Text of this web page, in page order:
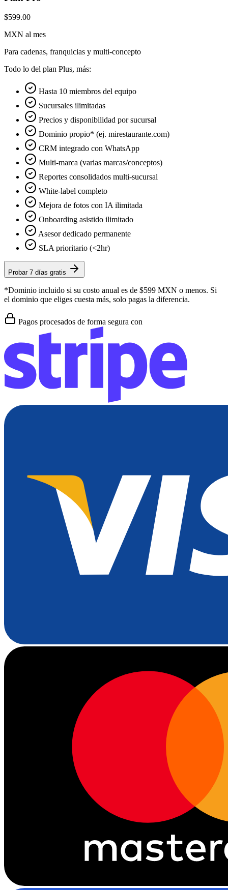
$599.00
MXN al mes
Para cadenas, franquicias y multi-concepto
Todo lo del plan Plus, más:
Hasta 10 miembros del equipo
Sucursales ilimitadas
Precios y disponibilidad por sucursal
Dominio propio* (ej. mirestaurante.com)
CRM integrado con WhatsApp
Multi-marca (varias marcas/conceptos)
Reportes consolidados multi-sucursal
White-label completo
Mejora de fotos con IA ilimitada
Onboarding asistido ilimitado
Asesor dedicado permanente
SLA prioritario (<2hr)
Probar 7 días gratis
*Dominio incluido si su costo anual es de $599 MXN o menos. Si
el dominio que eliges cuesta más, solo pagas la diferencia.
Pagos procesados de forma segura con